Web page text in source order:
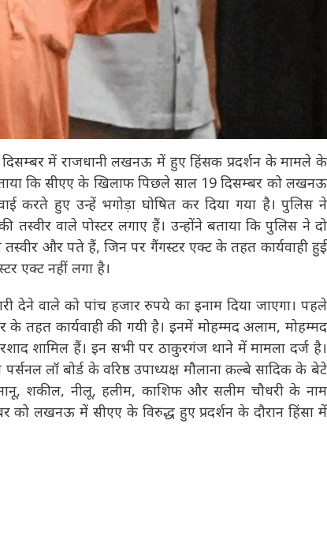
में राजधानी लखनऊ में हुए हिंसक प्रदर्शन के मामले के
बताया कि सीएए के खिलाफ पिछले साल 19 दिसम्बर को
करते हुए उन्हें भगोड़ा घोषित कर दिया गया है। पुलिस
तस्वीर वाले पोस्टर लगाए हैं। उन्होंने बताया कि पुलिस ने दो
तस्वीर और पते हैं, जिन पर गैंगस्टर एक्ट के तहत कार्यवाही
एक्ट नहीं लगा है।
देने वाले को पांच हजार रुपये का इनाम दिया जाएगा। पहले
तहत कार्यवाही की गयी है। इनमें मोहम्मद अलाम, मोहम्मद
शामिल हैं। इन सभी पर ठाकुरगंज थाने में मामला दर्ज है।
लॉ बोर्ड के वरिष्ठ उपाध्यक्ष मौलाना क़ल्बे सादिक के
मानू, शकील, नीलू, हलीम, काशिफ और सलीम चौधरी के नाम
को लखनऊ में सीएए के विरुद्ध हुए प्रदर्शन के दौरान हिंसा में